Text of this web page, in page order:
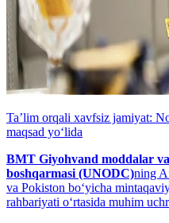
Taʼlim orqali xavfsiz jamiyat:
maqsad yo‘lida
BMT Giyohvand moddalar
boshqarmasi (UNODC)ning
va Pokiston bo‘yicha
rahbariyati o‘rtasida muhim